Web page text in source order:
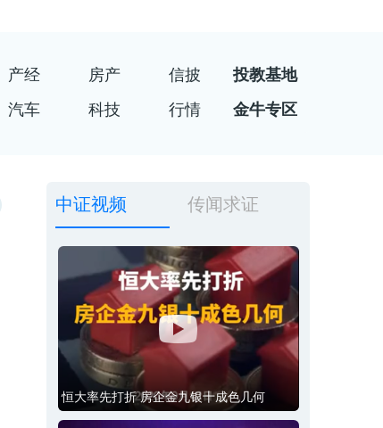
产经 房产 信披
投教基地
汽车 科技 行情 金牛专区
中证视频 传闻求证
恒大率先打折 房企金九银十成色几何